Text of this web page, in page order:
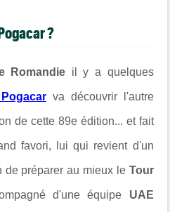
?
Romandie il y a quelques
va découvrir l'autre
de cette 89e édition... et fait
favori, lui qui revient d'un
de préparer au mieux leTour
d'une équipe UAE